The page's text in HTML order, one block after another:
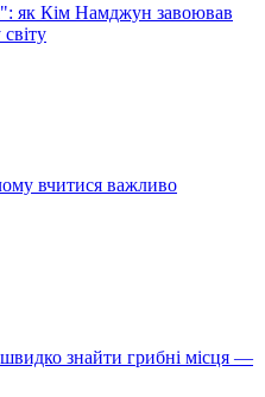
як Кім Намджун завоював
вчитися важливо
швидко знайти грибні місця —